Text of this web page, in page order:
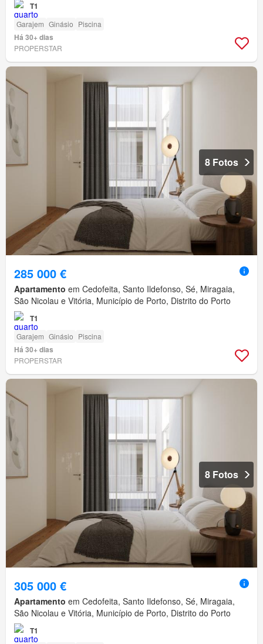
T1
Garajem Ginásio Piscina
Há 30+ dias
PROPERSTAR
8 Fotos
285 000 €
Apartamento em Cedofeita, Santo Ildefonso, Sé, Miragaia,
São Nicolau e Vitória, Município de Porto, Distrito do Porto
T1
Garajem Ginásio Piscina
Há 30+ dias
PROPERSTAR
8 Fotos
305 000 €
Apartamento em Cedofeita, Santo Ildefonso, Sé, Miragaia,
São Nicolau e Vitória, Município de Porto, Distrito do Porto
T1